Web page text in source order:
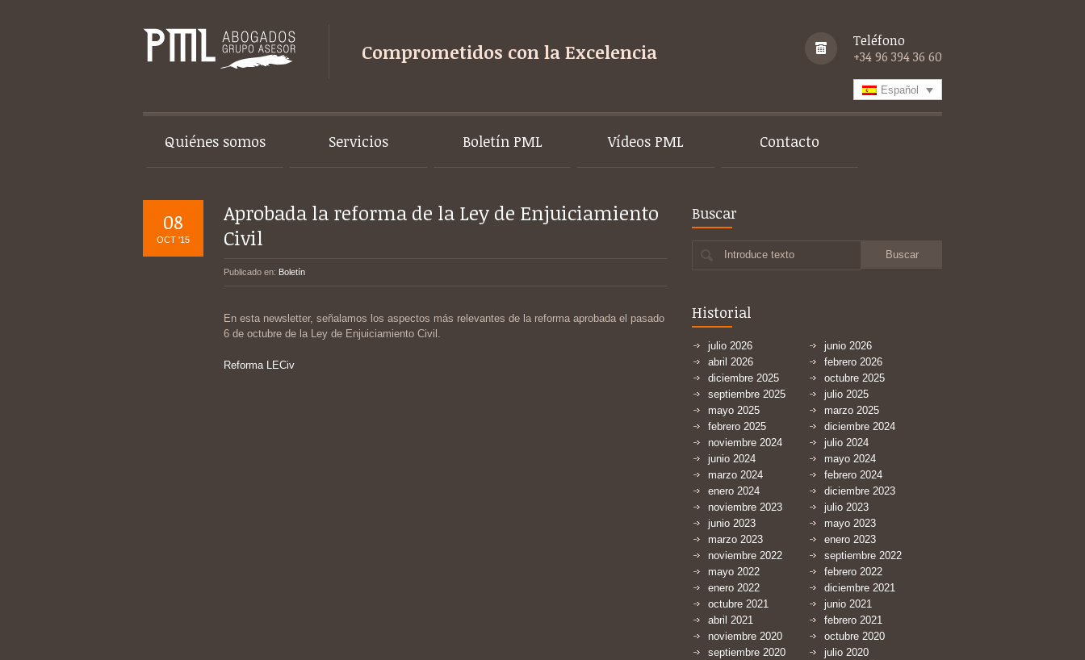
Comprometidos con la Excelencia
Teléfono
+34 96 394 36 60
Español
Quiénes somos Servicios Boletín PML Vídeos PML Contacto
08
OCT '15
Aprobada la reforma de la Ley de Enjuiciamiento
Civil
Publicado en: Boletín
En esta newsletter, señalamos los aspectos más relevantes de la reforma aprobada el pasado
6 de octubre de la Ley de Enjuiciamiento Civil.
Reforma LECiv
Buscar
Introduce texto
Historial
julio 2026
junio 2026
abril 2026
febrero 2026
diciembre 2025
octubre 2025
septiembre 2025
julio 2025
mayo 2025
marzo 2025
febrero 2025
diciembre 2024
noviembre 2024
julio 2024
junio 2024
mayo 2024
marzo 2024
febrero 2024
enero 2024
diciembre 2023
noviembre 2023
julio 2023
junio 2023
mayo 2023
marzo 2023
enero 2023
noviembre 2022
septiembre 2022
mayo 2022
febrero 2022
enero 2022
diciembre 2021
octubre 2021
junio 2021
abril 2021
febrero 2021
noviembre 2020
octubre 2020
septiembre 2020
julio 2020